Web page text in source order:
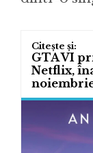
GTA VI
Netflix,